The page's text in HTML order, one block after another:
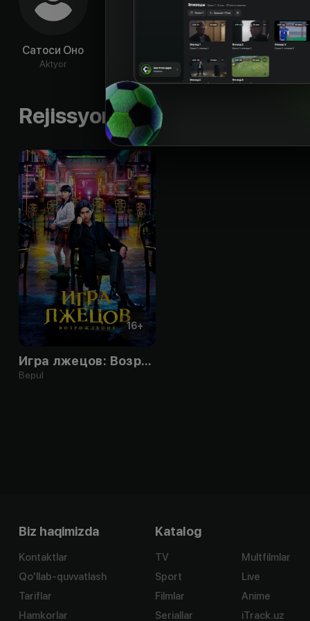
Сатоси Оно
Aktyor Aktyor
Коити Сато
Aktyor
Rejissyorning boshqa ishlari
16+
Игра лжецов: Возрождение
Bepul
Biz haqimizda
Kontaktlar
Qo'llab-quvvatlash
Tariflar
Hamkorlar
Katalog
TV
Sport
Filmlar
Seriallar
Multfilmlar
Live
Anime
iTrack.uz